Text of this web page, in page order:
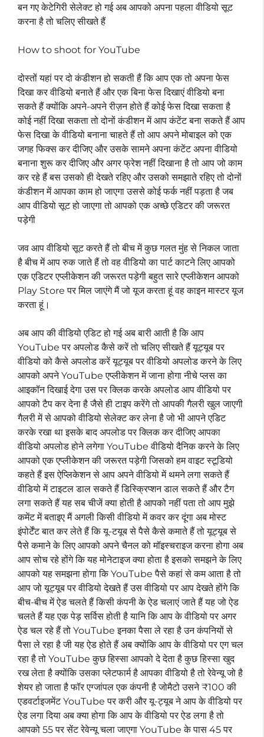
बन गए केटेगिरी सेलेक्ट हो गई अब आपको अपना पहला वीडियो सूट
करना है तो चलिए सीखते हैं
How to shoot for YouTube
दोस्तों यहां पर दो कंडीशन हो सकती हैं कि आप एक तो अपना फेस
दिखा कर वीडियो बनाते हैं और एक बिना फेस दिखाएं वीडियो बना
सकते हैं क्योंकि अपने-अपने रीज़न होते हैं कोई फेस दिखा सकता है
कोई नहीं दिखा सकता तो दोनों कंडीशन में आप कंटेंट बना सकते हैं आप
फेस दिखा के वीडियो बनाना चाहते हैं तो आप अपने मोबाइल को एक
जगह फिक्स कर दीजिए और उसके सामने अपना कंटेंट अपना वीडियो
बनाना शुरू कर दीजिए और अगर फ्रेश नहीं दिखाना है तो आप जो काम
कर रहे हैं बस उसको ही देखते रहिए और उसको समझाते रहिए तो दोनों
कंडीशन में आपका काम हो जाएगा उससे कोई फर्क नहीं पड़ता है जब
आप वीडियो सूट हो जाएगा तो आपको एक अच्छे एडिटर की जरूरत
पड़ेगी
जव आप वीडियो सूट करते हैं तो बीच में कुछ गलत मुंह से निकल जाता
है बीच में आप रुक जाते हैं तो वह वीडियो का पार्ट काटने लिए आपको
एक एडिटर एप्लीकेशन की जरूरत पड़ेगी बहुत सारे एप्लीकेशन आपको
Play Store पर मिल जाएंगे मैं जो यूज करता हूं वह काइन मास्टर यूज
करता हूं।
अब आप की वीडियो एडिट हो गई अब बारी आती है कि आप
YouTube पर अपलोड कैसे करें तो चलिए सीखते हैं यूट्यूब पर
वीडियो को कैसे अपलोड करें यूट्यूब पर वीडियो अपलोड करने के लिए
आपको अपने YouTube एप्लीकेशन में जाना होगा नीचे प्लस का
आइकॉन दिखाई देगा उस पर क्लिक करके अपलोड आप वीडियो पर
आपको टैप कर देना है जैसे ही टाइप करेंगे तो आपकी गैलरी खुल जाएगी
गैलरी में से आपको वीडियो सेलेक्ट कर लेना है जो भी आपने एडिट
करके रखा था इसके बाद अपलोड पर क्लिक कर दीजिए आपका
वीडियो अपलोड होने लगेगा YouTube वीडियो दैनिक करने के लिए
आपको एक एप्लीकेशन की जरूरत पड़ेगी जिसको हम वाइट स्टूडियो
कहते हैं इस ऐप्लिकेशन से आप अपने वीडियो में थमने लगा सकते हैं
वीडियो में टाइटल डाल सकते हैं डिस्क्रिप्शन डाल सकते हैं और टैग
लगा सकते हैं यह सब चीजें क्या होती है आपको नहीं पता तो आप मुझे
कमेंट में बताइए मैं अगली किसी वीडियो में कवर कर दूंगा अब मोस्ट
इंपोर्टेंट बात कर लेते हैं कि यू-टयूब से पैसे कैसे कमाते हैं तो यूट्यूब से
पैसे कमाने के लिए आपको अपने चैनल को मॉइस्चराइज करना होगा अब
आप सोच रहे होंगे कि यह मोनेटाइज क्या होता है इसको समझने के लिए
आपको यह समझना होगा कि YouTube पैसे कहां से कम आता है तो
आप जो यूट्यूब पर वीडियो देखते हैं उस वीडियो पर आप देखते होंगे कि
बीच-बीच में ऐड चलते हैं किसी कंपनी के ऐड चलाएं जाते हैं यह जो ऐड
चलते हैं यह एक पेड़ सर्विस होती है यानि कि आप के वीडियो पर अगर
ऐड चल रहे हैं तो YouTube इनका पैसा ले रहा है उन कंपनियों से
पैसा ले रहा है जी यह ऐड होते हैं अब क्योंकि आप के वीडियो पर एग चल
रहा है तो YouTube कुछ हिस्सा आपको दे देता है कुछ हिस्सा खुद
रख लेता है क्योंकि उसका प्लेटफार्म है आपका वीडियो है तो रेवेन्यू जो है
शेयर हो जाता है फॉर एग्जांपल एक कंपनी है जोमैटो उसने ₹100 की
एडवर्टाइजमेंट YouTube पर करी और यू-ट्यूब ने आप के वीडियो पर
ऐड लगा दिया अब क्या होगा कि आप के वीडियो पर ऐड लगा है तो
आपको 55 पर सेंट रेवेन्यू चला जाएगा YouTube के पास 45 पर